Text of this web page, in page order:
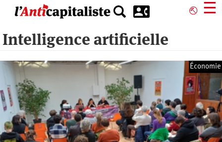
principal
⎋ ☰
Intelligence artificielle
Économie